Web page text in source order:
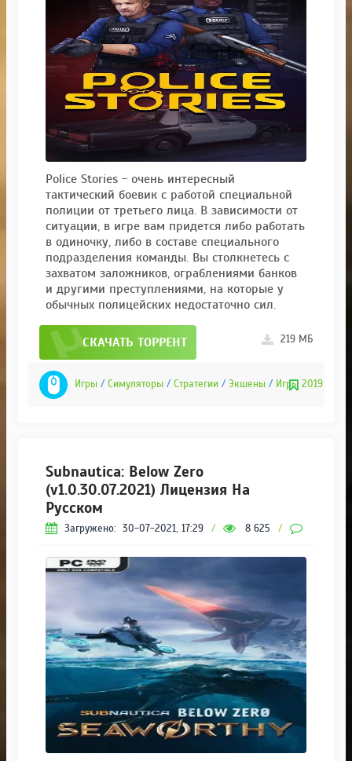
Police Stories - очень интересный
тактический боевик с работой специальной
полиции от третьего лица. В зависимости от
ситуации, в игре вам придется либо работать
в одиночку, либо в составе специального
подразделения команды. Вы столкнетесь с
захватом заложников, ограблениями банков
и другими преступлениями, на которые у
обычных полицейских недостаточно сил.
СКАЧАТЬ ТОРРЕНТ 219 МБ
Игры / Симуляторы / Стратегии / Экшены / Игры 2019
Subnautica: Below Zero
(v1.0.30.07.2021) Лицензия На
Русском
Загружено: 30-07-2021, 17:29 / 8 625 /